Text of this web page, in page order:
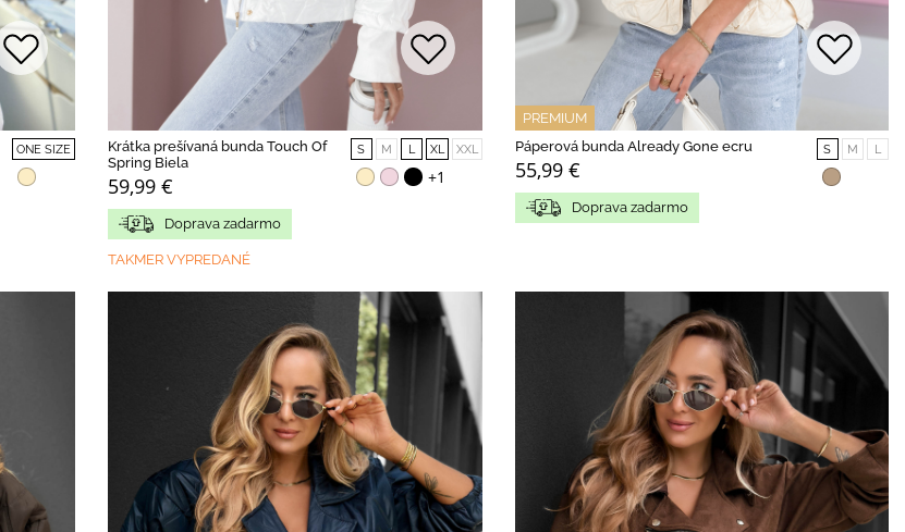
ONE SIZE
Krátka prešívaná bunda Touch Of
Spring Biela
59,99 €
S M L XL XXL
+1
Doprava zadarmo
TAKMER VYPREDANÉ
PREMIUM
Páperová bunda Already Gone ecru
55,99 €
S M L
Doprava zadarmo